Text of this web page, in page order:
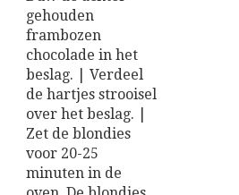
gehouden
frambozen
chocolade in het
beslag. | Verdeel
de hartjes strooisel
over het beslag. |
Zet de blondies
voor 20-25
minuten in de